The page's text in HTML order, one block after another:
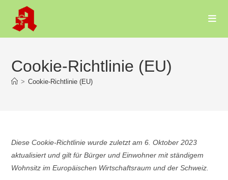
Cookie-Richtlinie (EU)
> Cookie-Richtlinie (EU)
Diese Cookie-Richtlinie wurde zuletzt am 6. Oktober 2023
aktualisiert und gilt für Bürger und Einwohner mit ständigem
Wohnsitz im Europäischen Wirtschaftsraum und der Schweiz.